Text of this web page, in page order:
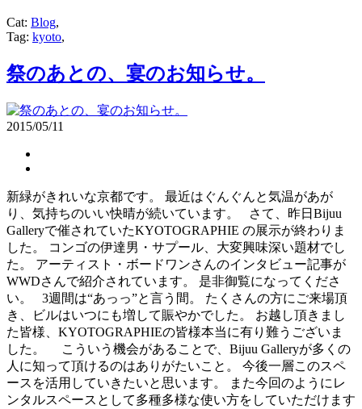
Cat: Blog,
Tag: kyoto,
祭のあとの、宴のお知らせ。
2015/05/11
新緑がきれいな京都です。 最近はぐんぐんと気温があが
り、気持ちのいい快晴が続いています。 さて、昨日Bijuu
Galleryで催されていたKYOTOGRAPHIE の展示が終わりま
した。 コンゴの伊達男・サプール、大変興味深い題材でし
た。 アーティスト・ボードワンさんのインタビュー記事が
WWDさんで紹介されています。 是非御覧になってくださ
い。 3週間は“あっっ”と言う間。 たくさんの方にご来場頂
き、ビルはいつにも増して賑やかでした。 お越し頂きまし
た皆様、KYOTOGRAPHIEの皆様本当に有り難うございま
した。 こういう機会があることで、Bijuu Galleryが多くの
人に知って頂けるのはありがたいこと。 今後一層このスペ
ースを活用していきたいと思います。 また今回のようにレ
ンタルスペースとして多種多様な使い方をしていただけます